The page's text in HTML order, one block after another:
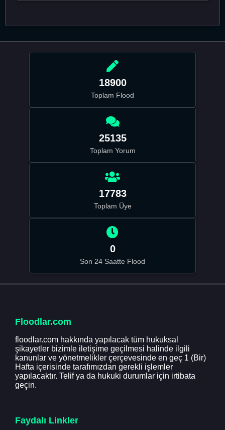
18900
Toplam Flood
25135
Toplam Yorum
17783
Toplam Üye
0
Son 24 Saatte Flood
Floodlar.com
floodlar.com hakkında yapılacak tüm hukuksal
şikayetler bizimle iletişime geçilmesi halinde ilgili
kanunlar ve yönetmelikler çerçevesinde en geç 1 (Bir)
Hafta içerisinde tarafımızdan gerekli işlemler
yapılacaktır. Telif ya da hukuki durumlar için irtibata
geçin.
Faydalı Linkler